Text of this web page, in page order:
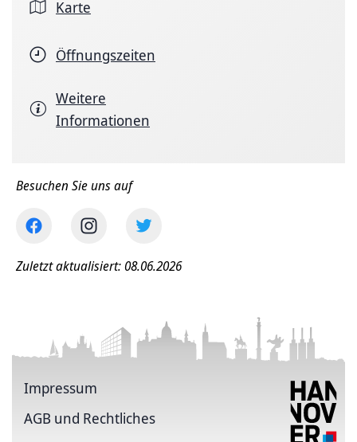
Karte
Öffnungszeiten
Weitere
Informationen
Besuchen Sie uns auf
Zuletzt aktualisiert: 08.06.2026
Impressum
AGB und Rechtliches